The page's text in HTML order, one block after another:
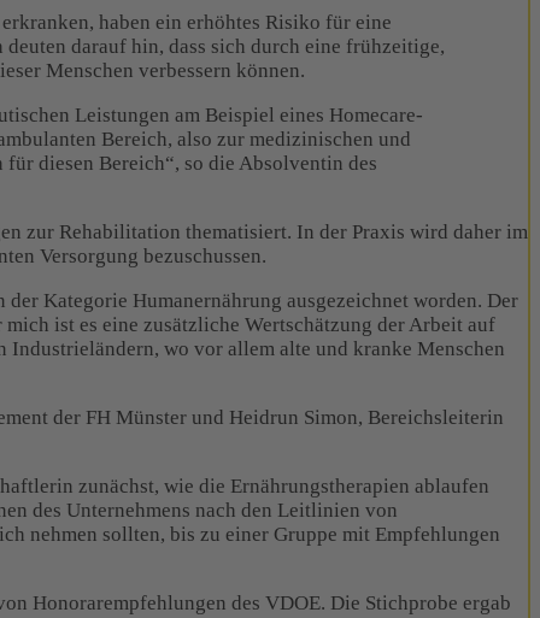
haben ein erhöhtes Risiko für eine
darauf hin, dass sich durch eine frühzeitige,
Menschen verbessern können.
Leistungen am Beispiel eines Homecare-
Bereich, also zur medizinischen und
diesen Bereich“, so die Absolventin des
zur Rehabilitation thematisiert. In der Praxis wird daher im
Versorgung bezuschussen.
Kategorie Humanernährung ausgezeichnet worden. Der
ist es eine zusätzliche Wertschätzung der Arbeit auf
Industrieländern, wo vor allem alte und kranke Menschen
der FH Münster und Heidrun Simon, Bereichsleiterin
zunächst, wie die Ernährungstherapien ablaufen
des Unternehmens nach den Leitlinien von
nehmen sollten, bis zu einer Gruppe mit Empfehlungen
Honorarempfehlungen des VDOE. Die Stichprobe ergab